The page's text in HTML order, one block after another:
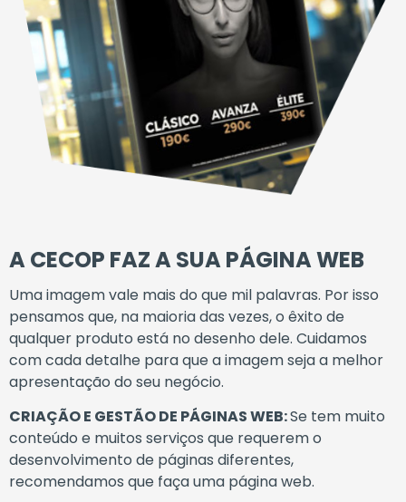
ACECOP FAZASUAPÁGINAWEB
Umaimagemvale mais do que mil palavras. Porisso
pensamos que, na maioriadas vezes,o êxito de
qualquer produto está no desenho dele. Cuidamos
comcadadetalhe paraque aimagemsejaa melhor
apresentação do seu negócio.
CRIAÇÃOE GESTÃODE PÁGINASWEB:Se tem muito
conteúdo e muitos serviços que requeremo
desenvolvimento de páginas diferentes,
recomendamos que façauma páginaweb.